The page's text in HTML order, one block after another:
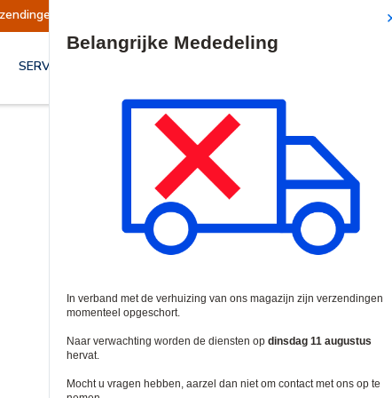
opgeschort Verzendingen worden op
SERVICES & OPLOSSINGEN